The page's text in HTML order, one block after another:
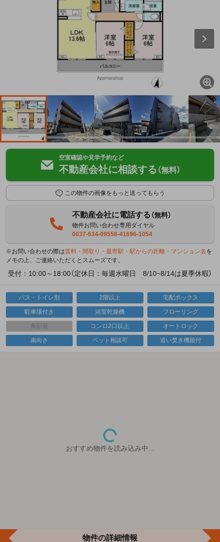
空室確認や見学予約など
不動産会社に相談する （無料）
この物件の画像をもっと送ってもらう
不動産会社に電話する（無料）
物件お問い合わせ専用ダイヤル
0037-634-09558-41696-1054
※お問い合わせの際は賃料・間取り・最寄駅・駅からの距離・マンション名 を
メモの上、ご連絡いただくとスムーズです。
受付：10:00～18:00（定休日：毎週水曜日 8/10~8/14は夏季休暇）
バス・トイレ別 2階以上 宅配ボックス
駐車場付き 浴室乾燥機 フローリング
角部屋 コンロ2口以上 オートロック
南向き ペット相談可 追い焚き機能付
おすすめ物件を読み込み中...
物件の詳細情報